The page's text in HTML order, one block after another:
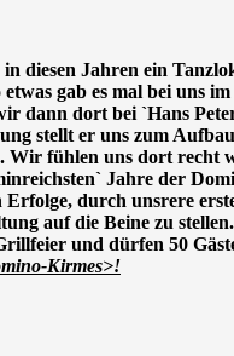
diesen Jahren ein
gab es mal bei uns
dann dort bei `Hans
stellt er uns zum
Wir fühlen uns dort recht
Jahre der
Erfolge, durch unsrere
auf die Beine zu stellen.
und dürfen 50
Kirmes>!